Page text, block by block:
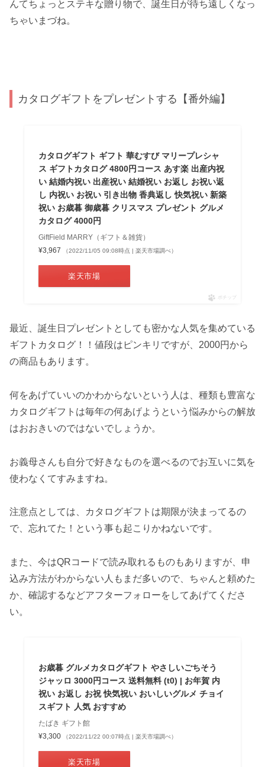
んてちょっとステキな贈り物で、誕生日が待ち遠しくなっ
ちゃいまづね。
カタログギフトをプレゼントする【番外編】
カタログギフト ギフト 華むすび マリープレシャ
ス ギフトカタログ 4800円コース あす楽 出産内祝
い 結婚内祝い 出産祝い 結婚祝い お返し お祝い返
し 内祝い お祝い 引き出物 香典返し 快気祝い 新築
祝い お歳暮 御歳暮 クリスマス プレゼント グルメ
カタログ 4000円
GiftField MARRY（ギフト＆雑貨）
¥3,967
（2022/11/05 09:08時点 | 楽天市場調べ）
楽天市場
ポチップ
最近、誕生日プレゼントとしても密かな人気を集めている
ギフトカタログ！！値段はピンキリですが、2000円から
の商品もあります。
何をあげていいのかわからないという人は、種類も豊富な
カタログギフトは毎年の何あげようという悩みからの解放
はおおきいのではないでしょうか。
お義母さんも自分で好きなものを選べるのでお互いに気を
使わなくてすみますね。
注意点としては、カタログギフトは期限が決まってるの
で、忘れてた！という事も起こりかねないです。
また、今はQRコードで読み取れるものもありますが、申
込み方法がわからない人もまだ多いので、ちゃんと頼めた
か、確認するなどアフターフォローをしてあげてくださ
い。
お歳暮 グルメカタログギフト やさしいごちそう
ジャッロ 3000円コース 送料無料 (t0) | お年賀 内
祝い お返し お祝 快気祝い おいしいグルメ チョイ
スギフト 人気 おすすめ
たばき ギフト館
¥3,300
（2022/11/22 00:07時点 | 楽天市場調べ）
楽天市場